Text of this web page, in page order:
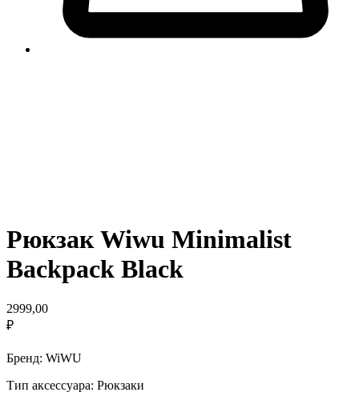
Рюкзак Wiwu Minimalist
Backpack Black
2999,00
₽
Бренд: WiWU
Тип аксессуара: Рюкзаки